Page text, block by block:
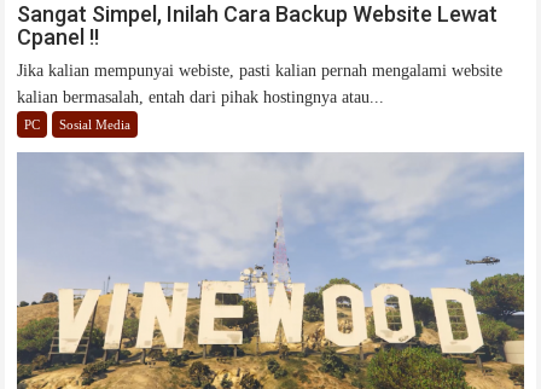
Sangat Simpel, Inilah Cara Backup Website Lewat
Cpanel !!
Jika kalian mempunyai webiste, pasti kalian pernah mengalami website
kalian bermasalah, entah dari pihak hostingnya atau...
PC Sosial Media